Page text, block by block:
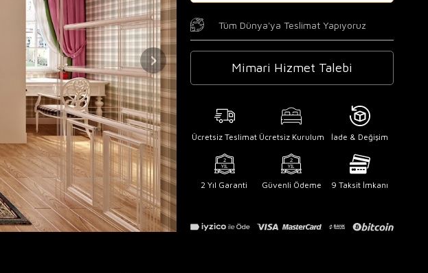
Tüm Dünya'ya Teslimat Yapıyoruz
Mimari Hizmet Talebi
Ücretsiz Teslimat Ücretsiz Kurulum İade & Değişim
2 Yıl Garanti Güvenli Ödeme 9 Taksit İmkanı